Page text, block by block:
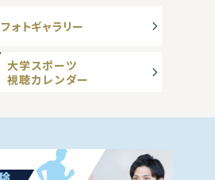
フォトギャラリー
大学スポーツ
視聴カレンダー